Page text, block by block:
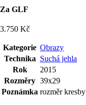
Za GLF
3.750 Kč
Kategorie Obrazy
Technika Suchá jehla
Rok
2015
Rozměry 39x29
Poznámka rozměr kresby